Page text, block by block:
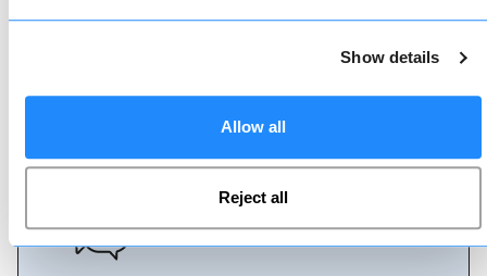
Show details
Allow all
Reject all
Prenota online
Chat dal vivo